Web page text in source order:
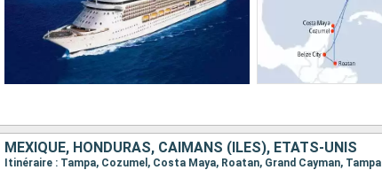
MEXIQUE, HONDURAS, CAÏMANS (ÎLES), ÉTATS-UNIS
Itinéraire : Tampa, Cozumel, Costa Maya, Roatan, Grand Cayman, Tampa